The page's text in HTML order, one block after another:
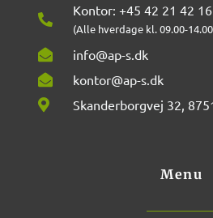
Kontor: +45 42 21 42 16
(Alle hverdage kl. 09.00-
info@ap-s.dk
kontor@ap-s.dk
Skanderborgvej 32,
Menu